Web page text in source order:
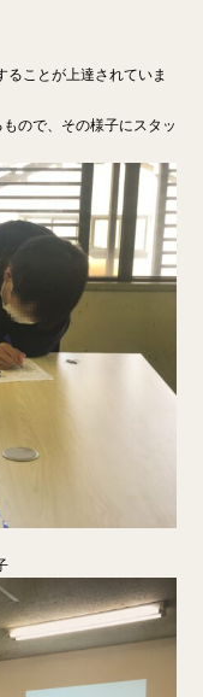
ることが上達されていま
ので、その様子にスタッ